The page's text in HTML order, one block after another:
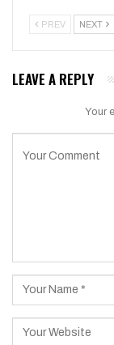
PREV NEXT
LEAVE A REPLY
Your